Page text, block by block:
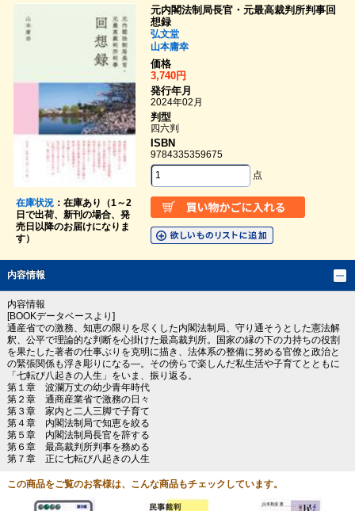
在庫状況：在庫あり（1～2
日で出荷、新刊の場合、発
売日以降のお届けになりま
す）
元内閣法制局長官・元最高裁判所判事回
想録
弘文堂
山本庸幸
価格
3,740円
発行年月
2024年02月
判型
四六判
ISBN
9784335359675
点
内容情報
内容情報
[BOOKデータベースより]
通産省での激務、知恵の限りを尽くした内閣法制局、守り通そうとした憲法解
釈、公平で理論的な判断を心掛けた最高裁判所。国家の縁の下の力持ちの役割
を果たした著者の仕事ぶりを克明に描き、法体系の整備に努める官僚と政治と
の緊張関係も浮き彫りになる―。その傍らで楽しんだ私生活や子育てとともに
「七転び八起きの人生」をいま、振り返る。
第１章 波瀾万丈の幼少青年時代
第２章 通商産業省で激務の日々
第３章 家内と二人三脚で子育て
第４章 内閣法制局で知恵を絞る
第５章 内閣法制局長官を辞する
第６章 最高裁判所判事を務める
第７章 正に七転び八起きの人生
この商品をご覧のお客様は、こんな商品もチェックしています。